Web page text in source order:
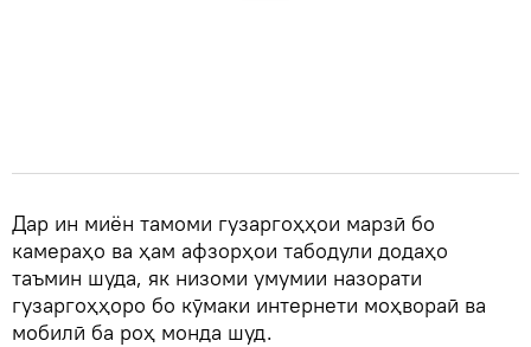
Дар ин миён тамоми гузаргоҳҳои марзӣ бо
камераҳо ва ҳам афзорҳои табодули додаҳо
таъмин шуда, як низоми умумии назорати
гузаргоҳҳоро бо кӯмаки интернети моҳвораӣ ва
мобилӣ ба роҳ монда шуд.